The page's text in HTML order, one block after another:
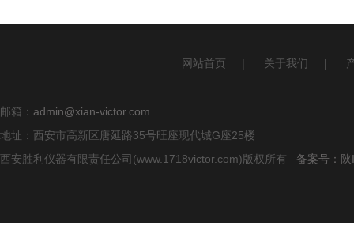
网站首页 | 关于我们 |
邮箱： admin@xian-victor.com
地址：西安市高新区唐延路35号旺座现代城G座25楼
西安胜利仪器有限责任公司(www.1718victor.com)版权所有 备案号：